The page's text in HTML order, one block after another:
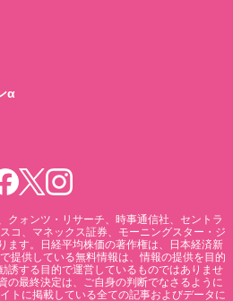
α
クォンツ・リサーチ、時事通信社、セントラ
コ、マネックス証券、モーニングスター・ジ
ます。日経平均株価の著作権は、日本経済新
提供している無料情報は、情報の提供を目的
誘する目的で運営しているものではありませ
の最終決定は、ご自身の判断でなさるように
トに掲載している全ての記事およびデータに